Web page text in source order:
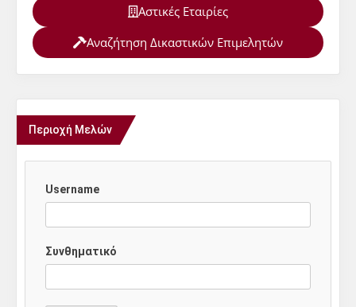
Αστικές Εταιρίες
Αναζήτηση Δικαστικών Επιμελητών
Περιοχή Μελών
Username
Συνθηματικό